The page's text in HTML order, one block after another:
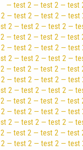
— test 2 — test 2 — test
— test 2 — test 2 —
— test 2 — test 2 —
— test 2 — test 2 —
— test 2 — test 2 —
— test 2 — test 2 —
— test 2 — test 2 —
— test 2 — test 2 —
— test 2 — test 2 —
— test 2 — test 2 —
— test 2 — test 2 —
— test 2 — test 2 —
— test 2 — test 2 —
— test 2 — test 2 —